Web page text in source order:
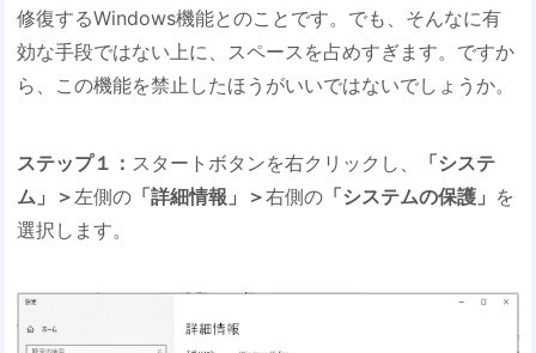
修復するWindows機能とのことです。でも、そんなに有
効な手段ではない上に、スペースを占めすぎます。ですか
ら、この機能を禁止したほうがいいではないでしょうか。
ステップ１： スタートボタンを右クリックし、
「システ
ム」＞左側の 「詳細情報」＞右側の 「システムの保護」 を
選択します。